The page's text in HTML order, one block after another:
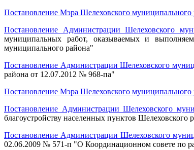
Постановление Мэра Шелеховского
Постановление Администрации Шелеховского
муниципальных работ, оказываемых и
муниципального района"
Постановление Администрации Шелеховского
района от 12.07.2012 № 968-па"
Постановление Мэра Шелеховского
Постановление Администрации Шелеховского
благоустройству населенных пунктов Шелеховского
Постановление Администрации Шелеховского
02.06.2009 № 571-п "О Координационном совете по